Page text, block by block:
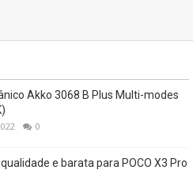
Akko 3068 B Plus Multi-modes
0
e barata para POCO X3 Pro